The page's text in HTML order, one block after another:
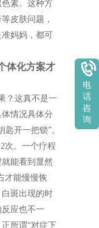
素。这种方
皮肤问题，
妈妈，都可
体化方案才
？这真不是一
情况具体分
开一把锁”。
次。一个疗程
能看到显然
才能慢慢恢
斑出现的时
应也不一
所谓“对症下
电
话
咨
询